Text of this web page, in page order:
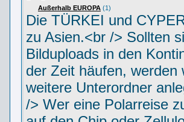
Außerhalb EUROPA (1)
Die TÜRKEI und
zu Asien.<br /> Sollten
Bilduploads in den
der Zeit häufen, werden
weitere Unterordner
/> Wer eine Polarreise